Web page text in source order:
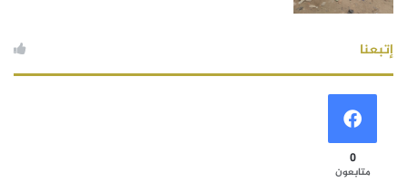
إتبعنا
0
متابعون